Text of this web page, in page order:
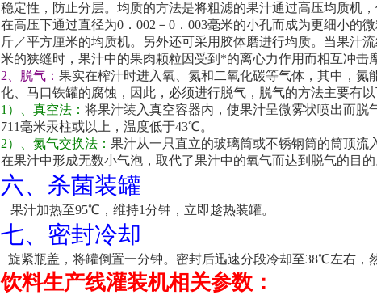
稳定性，防止分层。均质的方法是将粗滤的果汁通过高压均质机
在高压下通过直径为0．002－0．003毫米的小孔而成为更细小的
斤／平方厘米的均质机。另外还可采用胶体磨进行均质。当果汁
米的狭缝时，果汁中的果肉颗粒因受到*的离心力作用而相互冲击
2、脱气： 果实在榨汁时进入氧、氮和二氧化碳等气体，其中，氮
化、马口铁罐的腐蚀，因此，必须进行脱气，脱气的方法主要
1）、真空法： 将果汁装入真空容器内，使果汁呈微雾状喷出而脱
711毫米汞柱或以上，温度低于43℃。
2）、氮气交换法： 果汁从一只直立的玻璃筒或不锈钢筒的筒顶流
在果汁中形成无数小气泡，取代了果汁中的氧气而达到脱气的目的
六、杀菌装罐
果汁加热至95℃，维持1分钟，立即趁热装罐。
七、密封冷却
旋紧瓶盖，将罐倒置一分钟。密封后迅速分段冷却至38℃左右，
饮料生产线灌装机相关参数：